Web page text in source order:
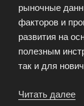
рыночные
факторов и
развития на
полезным
так и для
Читать далее